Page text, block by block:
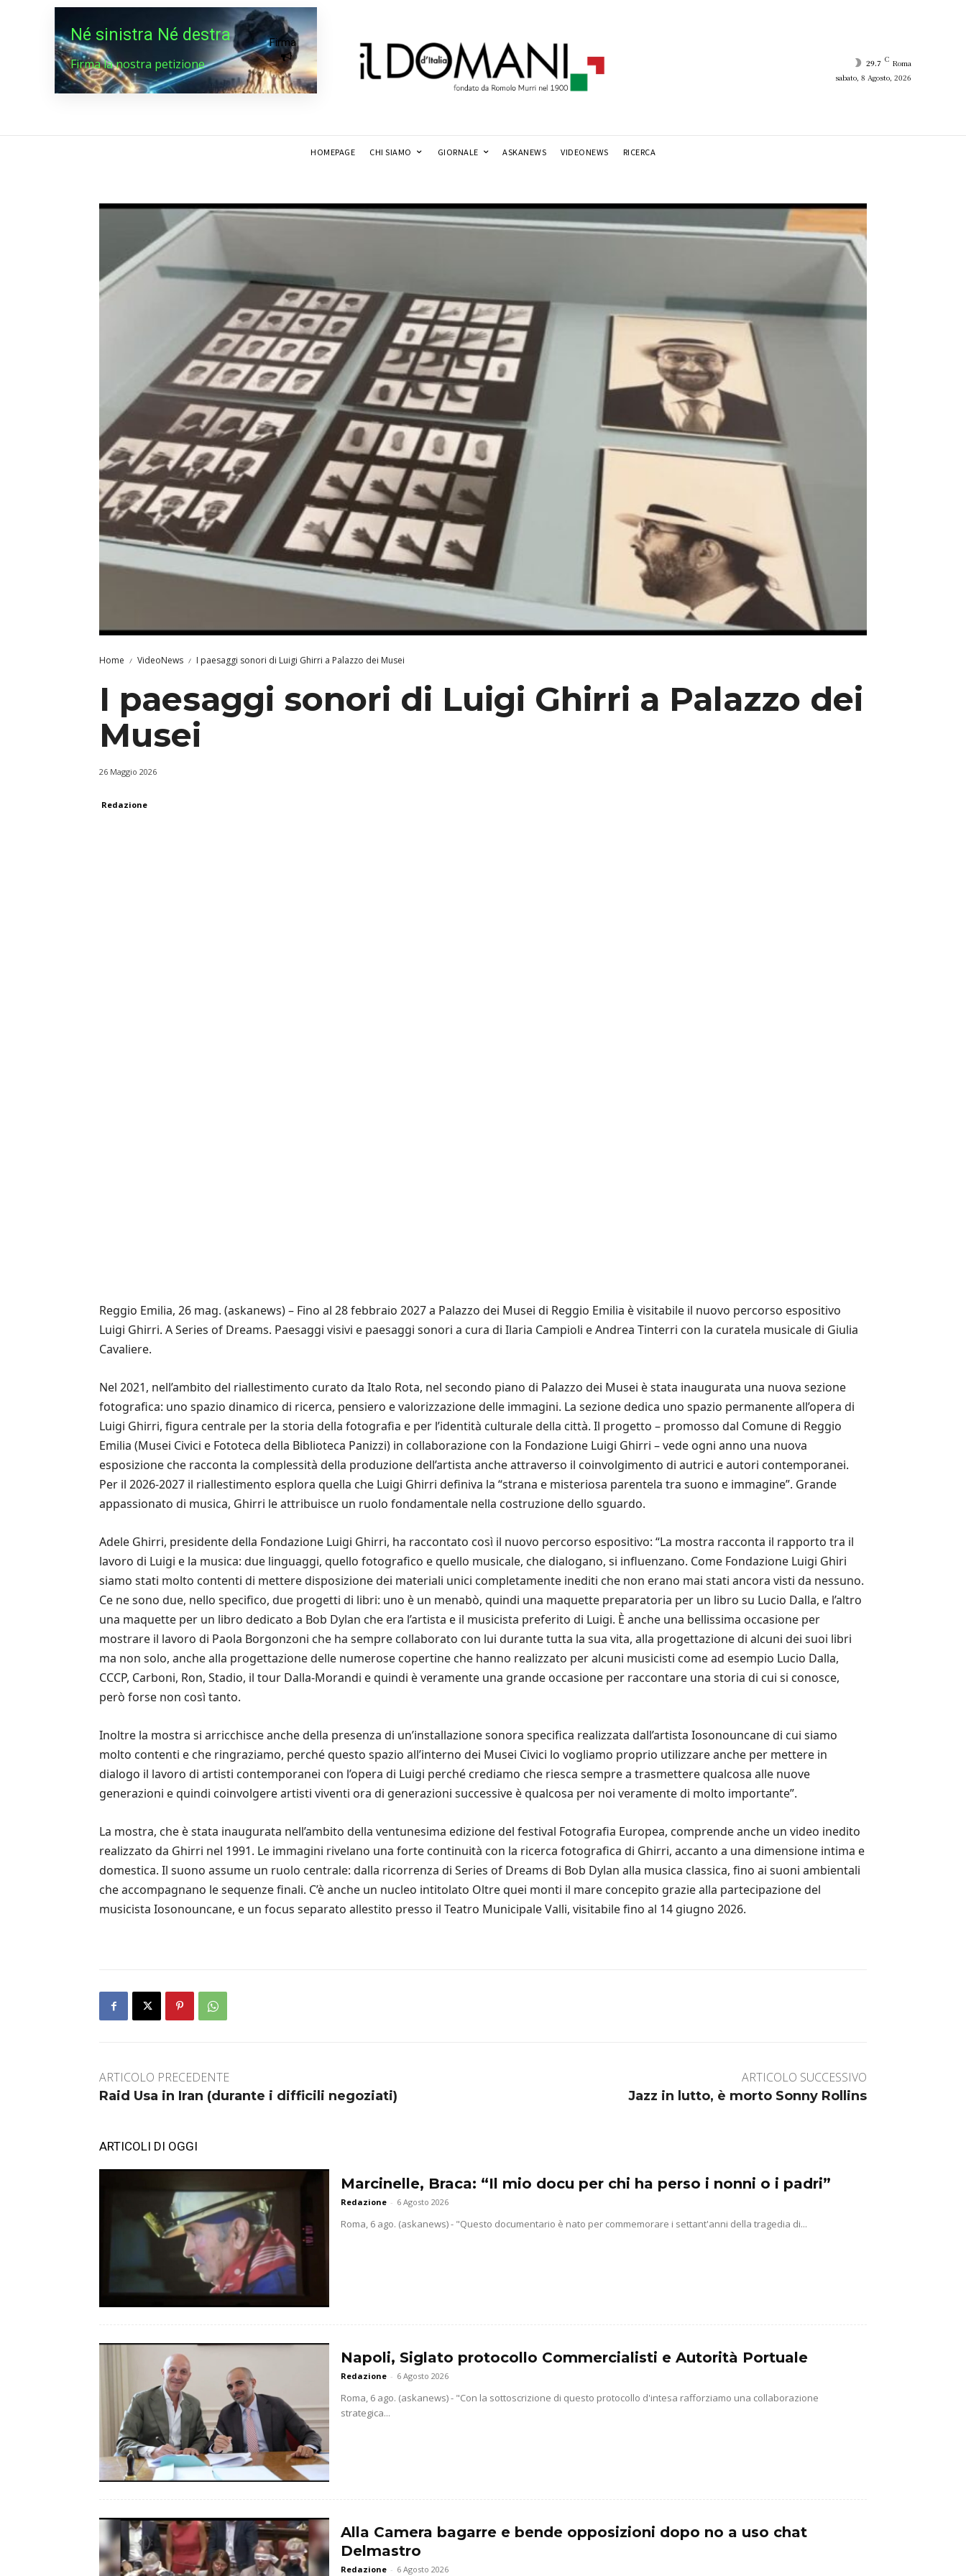
Né sinistra Né destra
Firma la nostra petizione
Firma
29.7 C Roma
sabato, 8 Agosto, 2026
HOMEPAGE CHI SIAMO GIORNALE ASKANEWS VIDEONEWS RICERCA
Home VideoNews I paesaggi sonori di Luigi Ghirri a Palazzo dei Musei
I paesaggi sonori di Luigi Ghirri a Palazzo dei
Musei
26 Maggio 2026
Redazione
Reggio Emilia, 26 mag. (askanews) – Fino al 28 febbraio 2027 a Palazzo dei Musei di Reggio Emilia è visitabile il nuovo percorso espositivo
Luigi Ghirri. A Series of Dreams. Paesaggi visivi e paesaggi sonori a cura di Ilaria Campioli e Andrea Tinterri con la curatela musicale di Giulia
Cavaliere.
Nel 2021, nell’ambito del riallestimento curato da Italo Rota, nel secondo piano di Palazzo dei Musei è stata inaugurata una nuova sezione
fotografica: uno spazio dinamico di ricerca, pensiero e valorizzazione delle immagini. La sezione dedica uno spazio permanente all’opera di
Luigi Ghirri, figura centrale per la storia della fotografia e per l’identità culturale della città. Il progetto – promosso dal Comune di Reggio
Emilia (Musei Civici e Fototeca della Biblioteca Panizzi) in collaborazione con la Fondazione Luigi Ghirri – vede ogni anno una nuova
esposizione che racconta la complessità della produzione dell’artista anche attraverso il coinvolgimento di autrici e autori contemporanei.
Per il 2026-2027 il riallestimento esplora quella che Luigi Ghirri definiva la “strana e misteriosa parentela tra suono e immagine”. Grande
appassionato di musica, Ghirri le attribuisce un ruolo fondamentale nella costruzione dello sguardo.
Adele Ghirri, presidente della Fondazione Luigi Ghirri, ha raccontato così il nuovo percorso espositivo: “La mostra racconta il rapporto tra il
lavoro di Luigi e la musica: due linguaggi, quello fotografico e quello musicale, che dialogano, si influenzano. Come Fondazione Luigi Ghiri
siamo stati molto contenti di mettere disposizione dei materiali unici completamente inediti che non erano mai stati ancora visti da nessuno.
Ce ne sono due, nello specifico, due progetti di libri: uno è un menabò, quindi una maquette preparatoria per un libro su Lucio Dalla, e l’altro
una maquette per un libro dedicato a Bob Dylan che era l’artista e il musicista preferito di Luigi. È anche una bellissima occasione per
mostrare il lavoro di Paola Borgonzoni che ha sempre collaborato con lui durante tutta la sua vita, alla progettazione di alcuni dei suoi libri
ma non solo, anche alla progettazione delle numerose copertine che hanno realizzato per alcuni musicisti come ad esempio Lucio Dalla,
CCCP, Carboni, Ron, Stadio, il tour Dalla-Morandi e quindi è veramente una grande occasione per raccontare una storia di cui si conosce,
però forse non così tanto.
Inoltre la mostra si arricchisce anche della presenza di un’installazione sonora specifica realizzata dall’artista Iosonouncane di cui siamo
molto contenti e che ringraziamo, perché questo spazio all’interno dei Musei Civici lo vogliamo proprio utilizzare anche per mettere in
dialogo il lavoro di artisti contemporanei con l’opera di Luigi perché crediamo che riesca sempre a trasmettere qualcosa alle nuove
generazioni e quindi coinvolgere artisti viventi ora di generazioni successive è qualcosa per noi veramente di molto importante”.
La mostra, che è stata inaugurata nell’ambito della ventunesima edizione del festival Fotografia Europea, comprende anche un video inedito
realizzato da Ghirri nel 1991. Le immagini rivelano una forte continuità con la ricerca fotografica di Ghirri, accanto a una dimensione intima e
domestica. Il suono assume un ruolo centrale: dalla ricorrenza di Series of Dreams di Bob Dylan alla musica classica, fino ai suoni ambientali
che accompagnano le sequenze finali. C’è anche un nucleo intitolato Oltre quei monti il mare concepito grazie alla partecipazione del
musicista Iosonouncane, e un focus separato allestito presso il Teatro Municipale Valli, visitabile fino al 14 giugno 2026.
ARTICOLO PRECEDENTE
Raid Usa in Iran (durante i difficili negoziati)
ARTICOLO SUCCESSIVO
Jazz in lutto, è morto Sonny Rollins
ARTICOLI DI OGGI
Marcinelle, Braca: “Il mio docu per chi ha perso i nonni o i padri”
Redazione - 6 Agosto 2026
Roma, 6 ago. (askanews) - "Questo documentario è nato per commemorare i settant'anni della tragedia di...
Napoli, Siglato protocollo Commercialisti e Autorità Portuale
Redazione - 6 Agosto 2026
Roma, 6 ago. (askanews) - "Con la sottoscrizione di questo protocollo d'intesa rafforziamo una collaborazione
strategica...
Alla Camera bagarre e bende opposizioni dopo no a uso chat
Delmastro
Redazione - 6 Agosto 2026